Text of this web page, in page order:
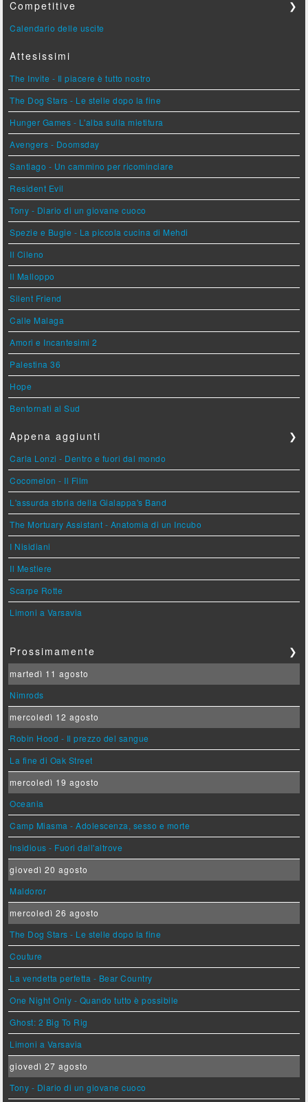
Competitive ❯
Calendario delle uscite
Attesissimi
The Invite - Il piacere è tutto nostro
The Dog Stars - Le stelle dopo la fine
Hunger Games - L'alba sulla mietitura
Avengers - Doomsday
Santiago - Un cammino per ricominciare
Resident Evil
Tony - Diario di un giovane cuoco
Spezie e Bugie - La piccola cucina di Mehdi
Il Cileno
Il Malloppo
Silent Friend
Calle Malaga
Amori e Incantesimi 2
Palestina 36
Hope
Bentornati al Sud
Appena aggiunti ❯
Carla Lonzi - Dentro e fuori dal mondo
Cocomelon - Il Film
L'assurda storia della Gialappa's Band
The Mortuary Assistant - Anatomia di un Incubo
I Nisidiani
Il Mestiere
Scarpe Rotte
Limoni a Varsavia
Prossimamente ❯
martedì 11 agosto
Nimrods
mercoledì 12 agosto
Robin Hood - Il prezzo del sangue
La fine di Oak Street
mercoledì 19 agosto
Oceania
Camp Miasma - Adolescenza, sesso e morte
Insidious - Fuori dall'altrove
giovedì 20 agosto
Maldoror
mercoledì 26 agosto
The Dog Stars - Le stelle dopo la fine
Couture
La vendetta perfetta - Bear Country
One Night Only - Quando tutto è possibile
Ghost: 2 Big To Rig
Limoni a Varsavia
giovedì 27 agosto
Tony - Diario di un giovane cuoco